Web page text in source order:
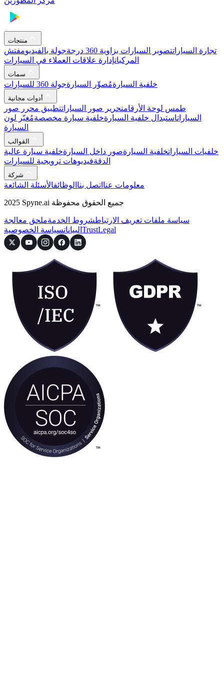
منتجات
تجارة السياراتتصوير السيارات بزاوية 360 درجة جولة بالفيديومفتش
المركباتإدارة علاقات العملاء في السيارات
سمات
خلفية السيارةمُصوِّر السيارةجولة 360 للسيارات
أدوات مجانية
طمس لوحة الأرقامتحرير صور السياراتتطبيق محرر صور
السياراتاستبدال خلفية السيارةخلفية سيارة مخصصةمُغيّر لون
السيارة
القوالب
خلفيات السياراتخلفية السيارةصور داخل السيارةخلفية سيارة عالية
الدقةفيديوهات ترويجية للسيارات
شركة
معلومات عنا اتصل بنا الوظائفالأسئلة الشائعة
2025 Spyne.ai جميع الحقوق محفوظة
سياسة ملفات تعريف الارتباطشروط الخدمةملحق معالجة
البياناتسياسة الخصوصية TrustLegal